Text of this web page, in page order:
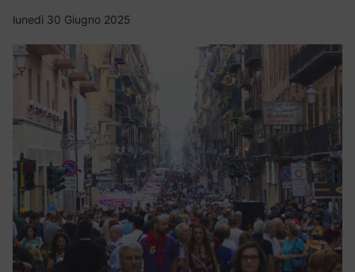
lunedì 30 Giugno 2025